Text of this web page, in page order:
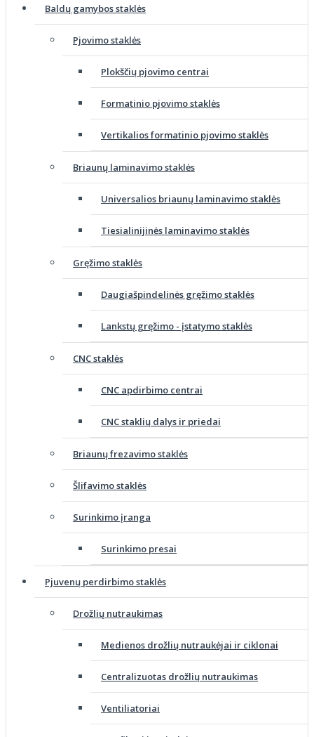
Baldų gamybos staklės
Pjovimo staklės
Plokščių pjovimo centrai
Formatinio pjovimo staklės
Vertikalios formatinio pjovimo staklės
Briaunų laminavimo staklės
Universalios briaunų laminavimo staklės
Tiesialinijinės laminavimo staklės
Gręžimo staklės
Daugiašpindelinės gręžimo staklės
Lankstų gręžimo - įstatymo staklės
CNC staklės
CNC apdirbimo centrai
CNC staklių dalys ir priedai
Briaunų frezavimo staklės
Šlifavimo staklės
Surinkimo įranga
Surinkimo presai
Pjuvenų perdirbimo staklės
Drožlių nutraukimas
Medienos drožlių nutraukėjai ir ciklonai
Centralizuotas drožlių nutraukimas
Ventiliatoriai